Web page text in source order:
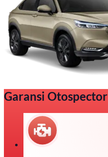
Garansi Otospector